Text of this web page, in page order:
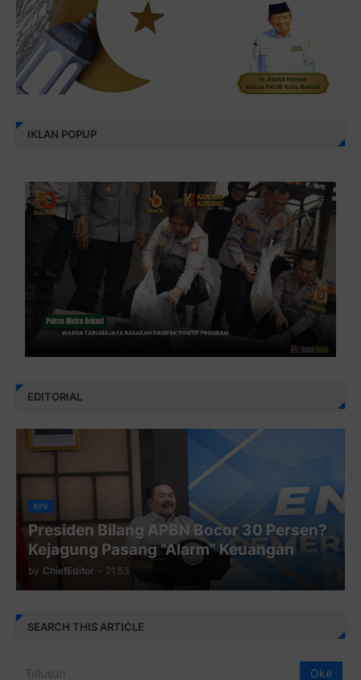
IKLAN POPUP
EDITORIAL
BPK
Presiden Bilang APBN Bocor 30 Persen?
Kejagung Pasang “Alarm” Keuangan
by ChiefEditor - 21.53
SEARCH THIS ARTICLE